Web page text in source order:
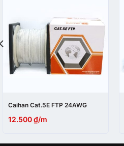
Caihan Cat.5E FTP 24AWG
12.500₫/m